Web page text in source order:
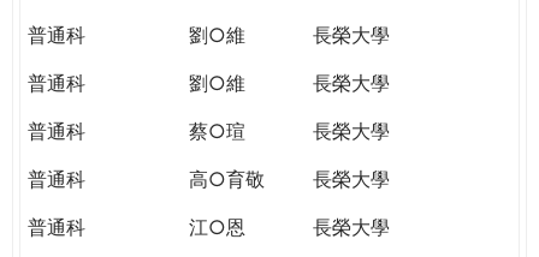
普通科
劉○維
長榮大學
普通科
劉○維
長榮大學
普通科
蔡○瑄
長榮大學
普通科
高○育敬
長榮大學
普通科
江○恩
長榮大學